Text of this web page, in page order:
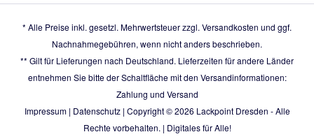
* Alle Preise inkl. gesetzl. Mehrwertsteuer zzgl. Versandkosten und ggf.
Nachnahmegebühren, wenn nicht anders beschrieben.
** Gilt für Lieferungen nach Deutschland. Lieferzeiten für andere Länder
entnehmen Sie bitte der Schaltfläche mit den Versandinformationen:
Zahlung und Versand
Impressum| Datenschutz| Copyright © 2026 Lackpoint Dresden - Alle
Rechte vorbehalten. | Digitales für Alle!